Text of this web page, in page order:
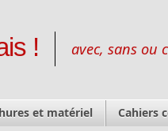
! avec, sans ou
et matériel Cahiers